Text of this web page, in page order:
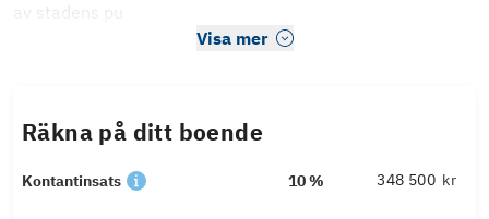
av stadens pu
Visa mer
Räkna på ditt boende
Kontantinsats 10 % kr